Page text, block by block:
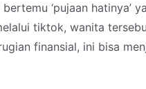
‘pujaan hatinya’
tiktok, wanita
finansial, ini bisa